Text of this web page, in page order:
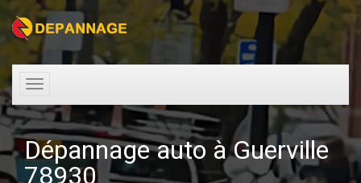
Toggle
navigation
Dépannage auto à Guerville
78930